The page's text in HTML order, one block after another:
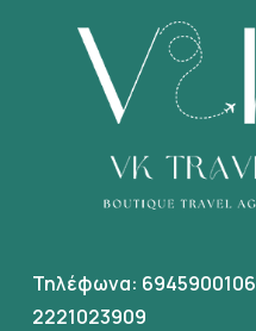
Τηλέφωνα: 6945900106
2221023909